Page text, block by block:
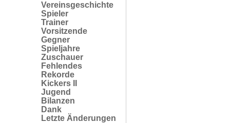
Vereinsgeschichte
Spieler
Trainer
Vorsitzende
Gegner
Spieljahre
Zuschauer
Fehlendes
Rekorde
Kickers II
Jugend
Bilanzen
Dank
Letzte Änderungen